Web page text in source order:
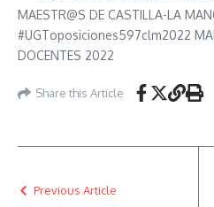
MAESTR@S DE CASTILLA-LA
#UGToposiciones597clm2022
DOCENTES 2022
Share this Article
Previous Article